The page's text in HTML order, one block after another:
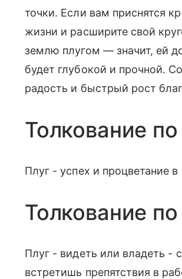
точки. Если вам приснятся
жизни и расширите свой
землю плугом — значит, ей
будет глубокой и прочной.
радость и быстрый рост
Толкование
Плуг - успех и процветание в
Толкование
Плуг - видеть или владеть -
встретишь препятствия в